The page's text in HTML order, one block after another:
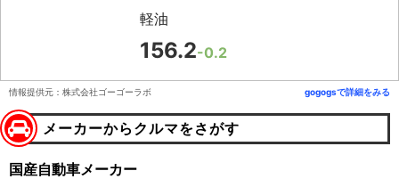
軽油
156.2-0.2
情報提供元：株式会社ゴーゴーラボ gogogsで詳細をみる
メーカーからクルマをさがす
国産自動車メーカー